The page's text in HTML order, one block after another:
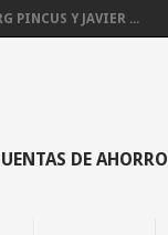
PINCUS Y JAVIER ...
DE AHORRO